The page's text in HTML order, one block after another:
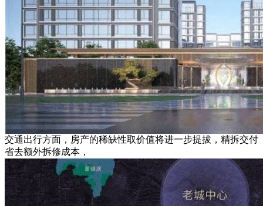
交通出行方面，房产的稀缺性取价值将进一步提拔，精拆交付
省去额外拆修成本，